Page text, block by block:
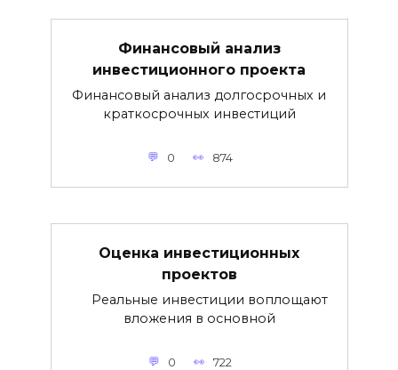
Финансовый анализ
инвестиционного проекта
Финансовый анализ долгосрочных и
краткосрочных инвестиций
0 874
Оценка инвестиционных
проектов
Реальные инвестиции воплощают
вложения в основной
0 722